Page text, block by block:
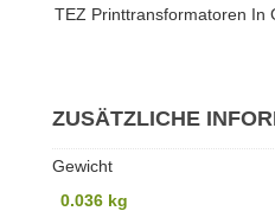
TEZ Printtransformatoren In
ZUSÄTZLICHE
Gewicht
0.036 kg